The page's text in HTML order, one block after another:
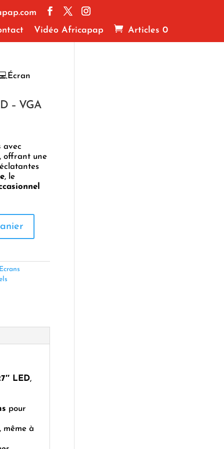
Vidéo Africapap Articles 0
– VGA
avec
offrant une
, le
LED,
pour
même à